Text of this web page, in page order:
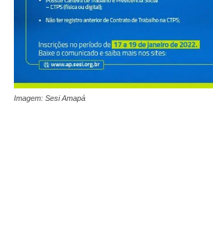
Imagem: Sesi Amapá